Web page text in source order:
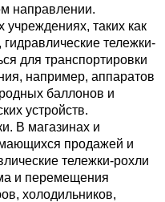
направлении.
таких как
тележки-
для транспортировки
например, аппаратов
баллонов и
устройств.
В магазинах и
продажей и
тележки-рохли
и перемещения
холодильников,